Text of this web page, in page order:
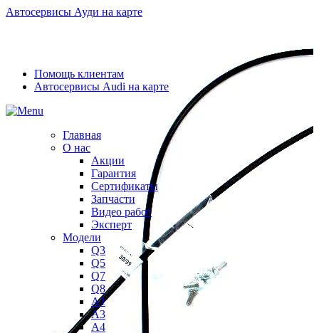
Автосервисы Ауди на карте
Помощь клиентам
Автосервисы Audi на карте
Главная
О нас
Акции
Гарантия
Сертификаты
Запчасти
Видео работ
Эксперт
Модели
Q3
Q5
Q7
Q8
A1
A3
A4